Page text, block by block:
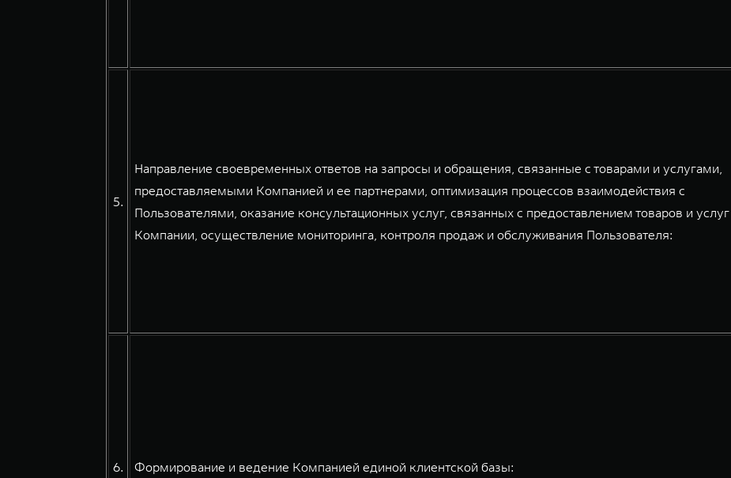
5.
Направление своевременных ответов на запросы и обращения, связанные с товарами и услугами,
предоставляемыми Компанией и ее партнерами, оптимизация процессов взаимодействия с
Пользователями, оказание консультационных услуг, связанных с предоставлением товаров и услуг
Компании, осуществление мониторинга, контроля продаж и обслуживания Пользователя:
6. Формирование и ведение Компанией единой клиентской базы: